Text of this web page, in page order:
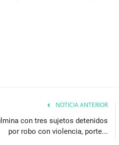
NOTICIA ANTERIOR
con tres sujetos detenidos
por robo con violencia, porte...